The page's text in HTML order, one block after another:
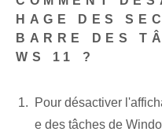
HAGE DES
BARRE DES
WS 11 ?
Pour désactiver
e des tâches de